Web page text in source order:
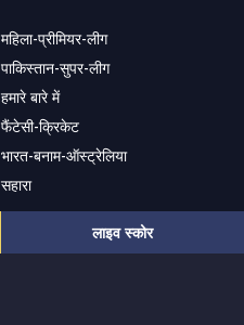
लाइव स्कोर
महिला-प्रीमियर-लीग
पाकिस्तान-सुपर-लीग
हमारे बारे में
फैंटेसी-क्रिकेट
भारत-बनाम-ऑस्ट्रेलिया
सहारा